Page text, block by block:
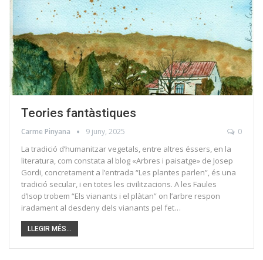
Teories fantàstiques
Carme Pinyana 9 juny, 2025 0
La tradició d’humanitzar vegetals, entre altres éssers, en la
literatura, com constata al blog «Arbres i paisatge» de Josep
Gordi, concretament a l’entrada “Les plantes parlen”, és una
tradició secular, i en totes les civilitzacions. A les Faules
d’Isop trobem “Els vianants i el plàtan” on l’arbre respon
iradament al desdeny dels vianants pel fet…
LLEGIR MÉS...